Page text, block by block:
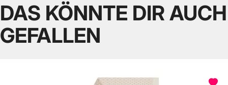
DAS KÖNNTE DIR AUCH
GEFALLEN